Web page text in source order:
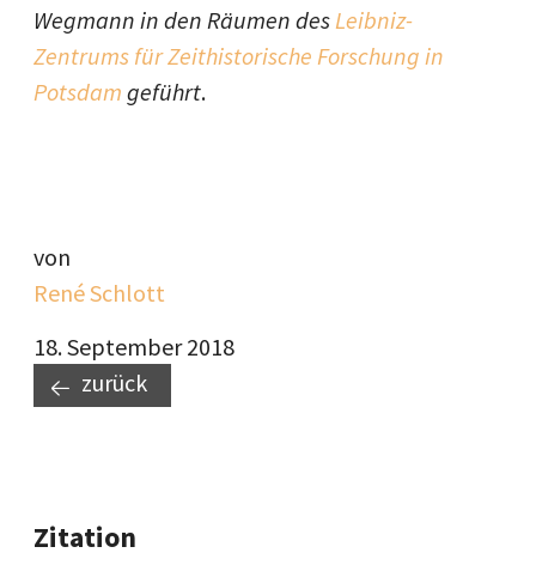
Wegmann in den Räumen desLeibniz-
Zentrums für Zeithistorische Forschung in
Potsdam geführt.
von
René Schlott
18. September 2018
zurück
Zitation